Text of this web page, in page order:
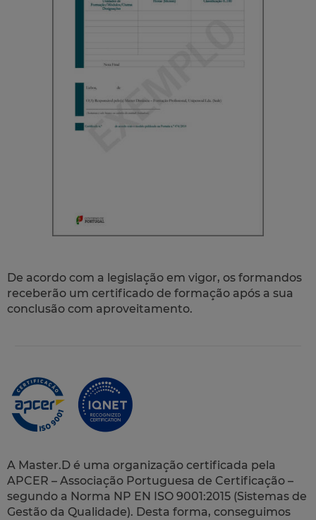
De acordo com a legislação em vigor, os formandos
receberão um certificado de formação após a sua
conclusão com aproveitamento.
A Master.D é uma organização certificada pela
APCER – Associação Portuguesa de Certificação –
segundo a Norma NP EN ISO 9001:2015 (Sistemas de
Gestão da Qualidade). Desta forma, conseguimos